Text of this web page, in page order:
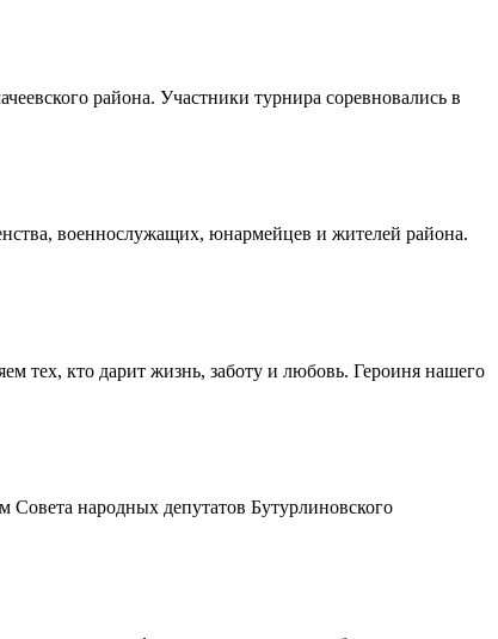
района. Участники турнира соревновались в
военнослужащих, юнармейцев и жителей района.
тех, кто дарит жизнь, заботу и любовь. Героиня нашего
Совета народных депутатов Бутурлиновского